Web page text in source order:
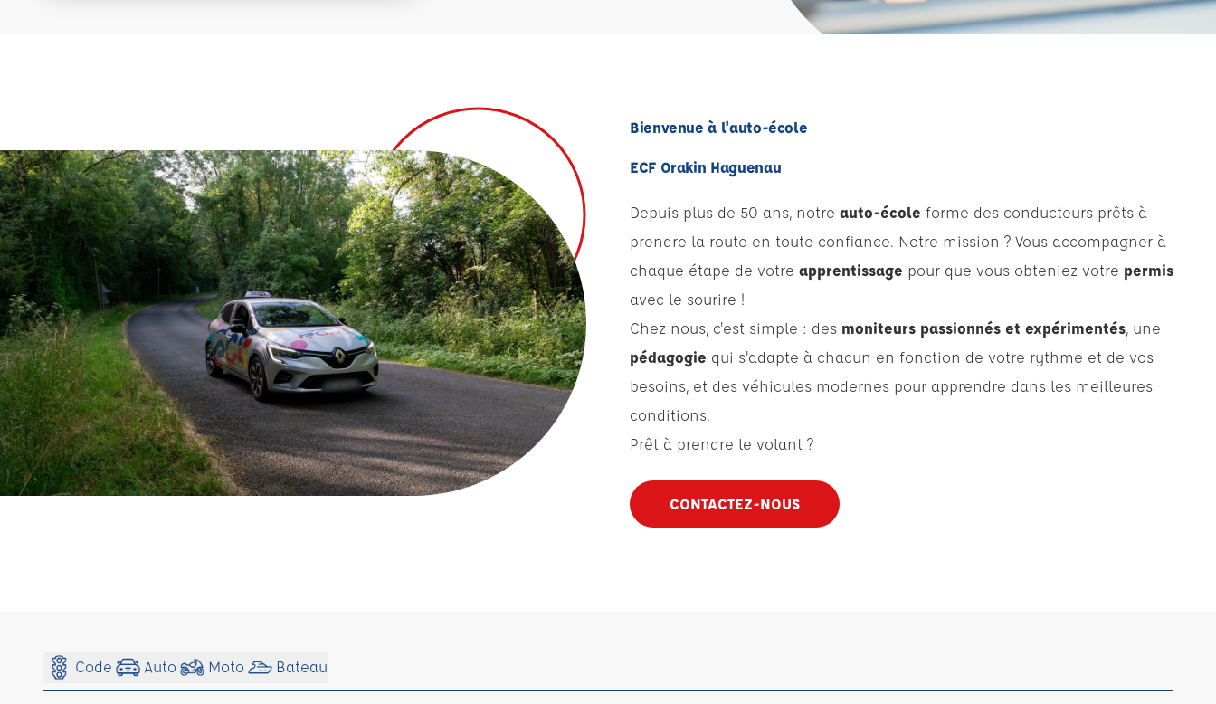
Bienvenue à l'auto-école
ECF Orakin Haguenau
Depuis plus de 50 ans, notre auto-école forme des conducteurs prêts à
prendre la route en toute confiance. Notre mission ? Vous accompagner à
chaque étape de votre apprentissage pour que vous obteniez votre permis
avec le sourire !
Chez nous, c'est simple : des moniteurs passionnés et expérimentés, une
pédagogie qui s'adapte à chacun en fonction de votre rythme et de vos
besoins, et des véhicules modernes pour apprendre dans les meilleures
conditions.
Prêt à prendre le volant ?
CONTACTEZ-NOUS
Code Auto Moto Bateau